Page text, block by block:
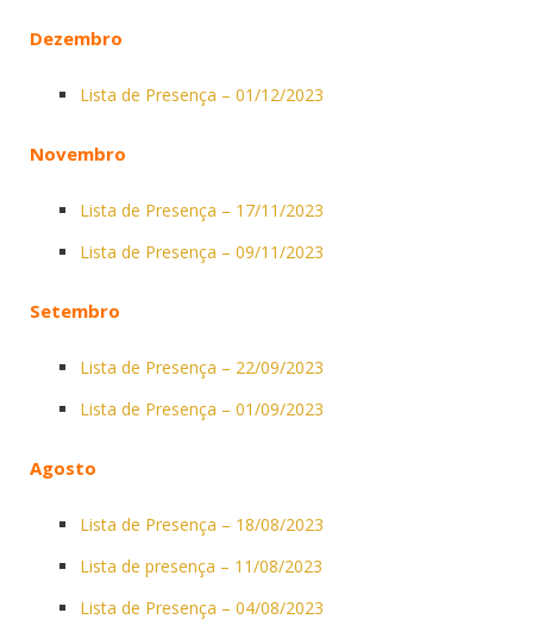
Dezembro
Lista de Presença – 01/12/2023
Novembro
Lista de Presença – 17/11/2023
Lista de Presença – 09/11/2023
Setembro
Lista de Presença – 22/09/2023
Lista de Presença – 01/09/2023
Agosto
Lista de Presença – 18/08/2023
Lista de presença – 11/08/2023
Lista de Presença – 04/08/2023